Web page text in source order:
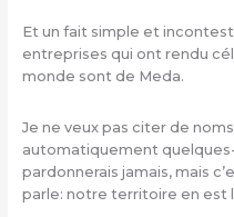
Et un fait simple et
entreprises qui ont rendu
monde sont de Meda.
Je ne veux pas citer de noms
automatiquement
pardonnerais jamais, mais
parle: notre territoire en est